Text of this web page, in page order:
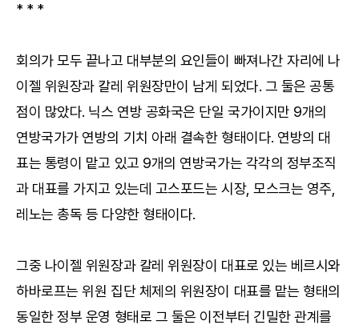
* * *
회의가 모두 끝나고 대부분의 요인들이 빠져나간 자리에 나
이젤 위원장과 칼레 위원장만이 남게 되었다. 그 둘은 공통
점이 많았다. 닉스 연방 공화국은 단일 국가이지만 9개의
연방국가가 연방의 기치 아래 결속한 형태이다. 연방의 대
표는 통령이 맡고 있고 9개의 연방국가는 각각의 정부조직
과 대표를 가지고 있는데 고스포드는 시장, 모스크는 영주,
레노는 총독 등 다양한 형태이다.
그중 나이젤 위원장과 칼레 위원장이 대표로 있는 베르시와
하바로프는 위원 집단 체제의 위원장이 대표를 맡는 형태의
동일한 정부 운영 형태로 그 둘은 이전부터 긴밀한 관계를